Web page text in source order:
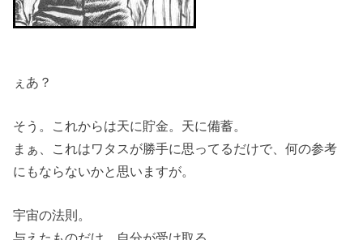
ぇあ？
そう。これからは天に貯金。天に備蓄。
まぁ、これはワタスが勝手に思ってるだけで、何の参考
にもならないかと思いますが。
宇宙の法則。